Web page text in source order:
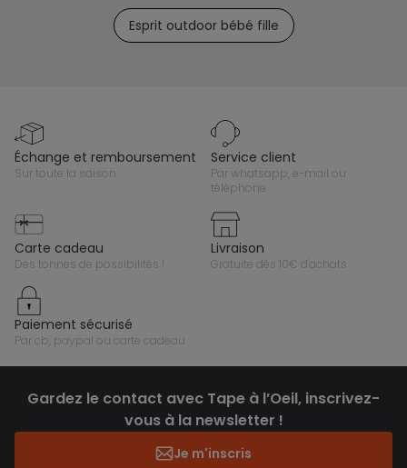
Esprit outdoor bébé fille
échange et remboursement
sur toute la saison
service client
par whatsapp, e-mail ou
téléphone
carte cadeau
des tonnes de possibilités !
livraison
gratuite dès 10€ d'achats
paiement sécurisé
par cb, paypal ou carte cadeau
Gardez le contact avec Tape à l’Oeil, inscrivez-
vous à la newsletter !
Je m'inscris